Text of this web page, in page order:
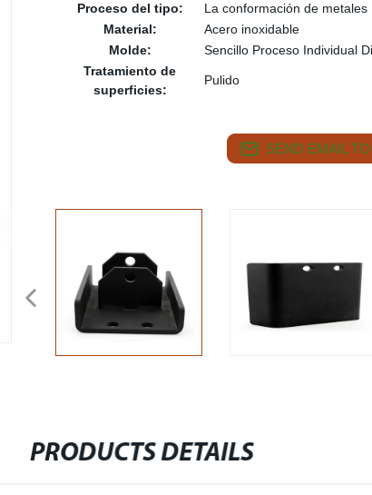
Proceso del tipo:
La conformación de metales
Material:
Acero inoxidable
Molde:
Sencillo Proceso Individual
Tratamiento de
superficies:
Pulido
SEND EMAIL
PRODUCTS DETAILS